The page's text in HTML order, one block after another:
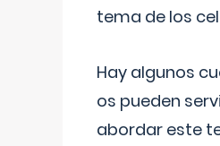
tema de los
Hay algunos
os pueden
abordar este